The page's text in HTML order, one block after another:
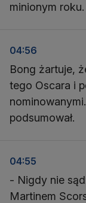
minionym roku.
04:56
Bong żartuje,
tego Oscara i
podsumował.
04:55
- Nigdy nie
Martinem